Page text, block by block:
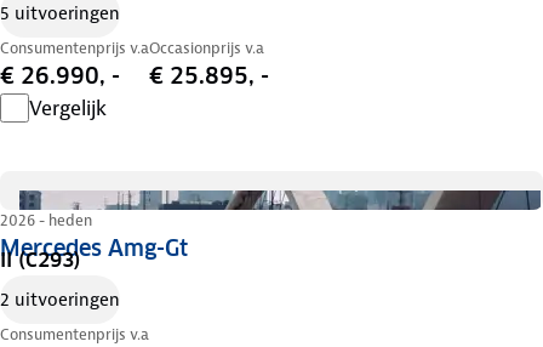
5 uitvoeringen
Consumentenprijs v.a
€ 26.990, -
Occasionprijs v.a
€ 25.895, -
Vergelijk
Mercedes Amg-Gt
2026 - heden
II (C293)
2 uitvoeringen
Consumentenprijs v.a